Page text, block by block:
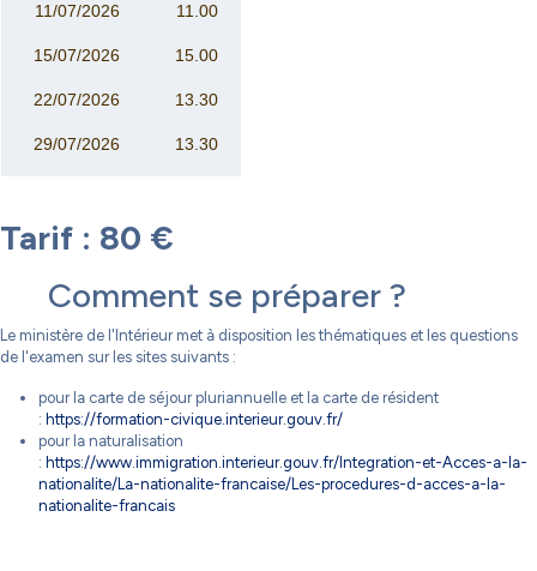
11/07/2026 11.00
15/07/2026 15.00
22/07/2026 13.30
29/07/2026 13.30
Tarif : 80 €
Comment se préparer ?
Le ministère de l'Intérieur met à disposition les thématiques et les questions
de l'examen sur les sites suivants :
pour la carte de séjour pluriannuelle et la carte de résident
: https://formation-civique.interieur.gouv.fr/
pour la naturalisation
: https://www.immigration.interieur.gouv.fr/Integration-et-Acces-a-la-
nationalite/La-nationalite-francaise/Les-procedures-d-acces-a-la-
nationalite-francais